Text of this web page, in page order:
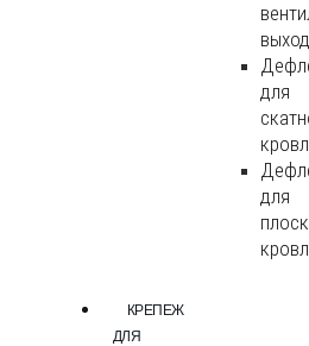
для
для
КРЕПЕЖ
ДЛЯ